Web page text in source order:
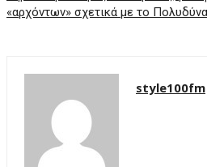
«αρχόντων» σχετικά με το
style100fm